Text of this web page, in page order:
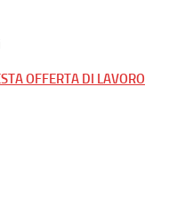
OFFERTA DI LAVORO